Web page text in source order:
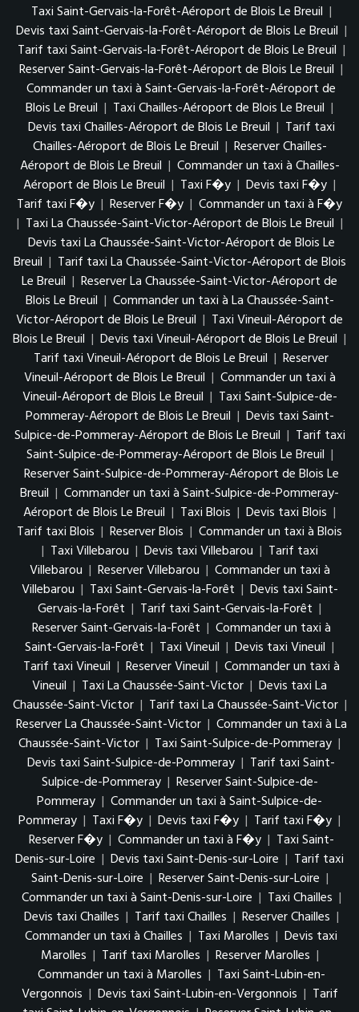
Taxi Saint-Gervais-la-Forêt-Aéroport de Blois Le Breuil |
Devis taxi Saint-Gervais-la-Forêt-Aéroport de Blois Le Breuil |
Tarif taxi Saint-Gervais-la-Forêt-Aéroport de Blois Le Breuil |
Reserver Saint-Gervais-la-Forêt-Aéroport de Blois Le Breuil |
Commander un taxi à Saint-Gervais-la-Forêt-Aéroport de
Blois Le Breuil | Taxi Chailles-Aéroport de Blois Le Breuil |
Devis taxi Chailles-Aéroport de Blois Le Breuil | Tarif taxi
Chailles-Aéroport de Blois Le Breuil | Reserver Chailles-
Aéroport de Blois Le Breuil | Commander un taxi à Chailles-
Aéroport de Blois Le Breuil | Taxi F�y | Devis taxi F�y |
Tarif taxi F�y | Reserver F�y | Commander un taxi à F�y
| Taxi La Chaussée-Saint-Victor-Aéroport de Blois Le Breuil |
Devis taxi La Chaussée-Saint-Victor-Aéroport de Blois Le
Breuil | Tarif taxi La Chaussée-Saint-Victor-Aéroport de Blois
Le Breuil | Reserver La Chaussée-Saint-Victor-Aéroport de
Blois Le Breuil | Commander un taxi à La Chaussée-Saint-
Victor-Aéroport de Blois Le Breuil | Taxi Vineuil-Aéroport de
Blois Le Breuil | Devis taxi Vineuil-Aéroport de Blois Le Breuil |
Tarif taxi Vineuil-Aéroport de Blois Le Breuil | Reserver
Vineuil-Aéroport de Blois Le Breuil | Commander un taxi à
Vineuil-Aéroport de Blois Le Breuil | Taxi Saint-Sulpice-de-
Pommeray-Aéroport de Blois Le Breuil | Devis taxi Saint-
Sulpice-de-Pommeray-Aéroport de Blois Le Breuil | Tarif taxi
Saint-Sulpice-de-Pommeray-Aéroport de Blois Le Breuil |
Reserver Saint-Sulpice-de-Pommeray-Aéroport de Blois Le
Breuil | Commander un taxi à Saint-Sulpice-de-Pommeray-
Aéroport de Blois Le Breuil | Taxi Blois | Devis taxi Blois |
Tarif taxi Blois | Reserver Blois | Commander un taxi à Blois
| Taxi Villebarou | Devis taxi Villebarou | Tarif taxi
Villebarou | Reserver Villebarou | Commander un taxi à
Villebarou | Taxi Saint-Gervais-la-Forêt | Devis taxi Saint-
Gervais-la-Forêt | Tarif taxi Saint-Gervais-la-Forêt |
Reserver Saint-Gervais-la-Forêt | Commander un taxi à
Saint-Gervais-la-Forêt | Taxi Vineuil | Devis taxi Vineuil |
Tarif taxi Vineuil | Reserver Vineuil | Commander un taxi à
Vineuil | Taxi La Chaussée-Saint-Victor | Devis taxi La
Chaussée-Saint-Victor | Tarif taxi La Chaussée-Saint-Victor |
Reserver La Chaussée-Saint-Victor | Commander un taxi à La
Chaussée-Saint-Victor | Taxi Saint-Sulpice-de-Pommeray |
Devis taxi Saint-Sulpice-de-Pommeray | Tarif taxi Saint-
Sulpice-de-Pommeray | Reserver Saint-Sulpice-de-
Pommeray | Commander un taxi à Saint-Sulpice-de-
Pommeray | Taxi F�y | Devis taxi F�y | Tarif taxi F�y |
Reserver F�y | Commander un taxi à F�y | Taxi Saint-
Denis-sur-Loire | Devis taxi Saint-Denis-sur-Loire | Tarif taxi
Saint-Denis-sur-Loire | Reserver Saint-Denis-sur-Loire |
Commander un taxi à Saint-Denis-sur-Loire | Taxi Chailles |
Devis taxi Chailles | Tarif taxi Chailles | Reserver Chailles |
Commander un taxi à Chailles | Taxi Marolles | Devis taxi
Marolles | Tarif taxi Marolles | Reserver Marolles |
Commander un taxi à Marolles | Taxi Saint-Lubin-en-
Vergonnois | Devis taxi Saint-Lubin-en-Vergonnois | Tarif